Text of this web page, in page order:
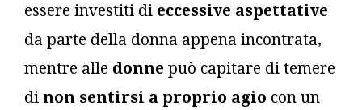
essere investiti di eccessive aspettative
da parte della donna appena incontrata,
mentre alle donne può capitare di temere
di non sentirsi a proprio agio con un